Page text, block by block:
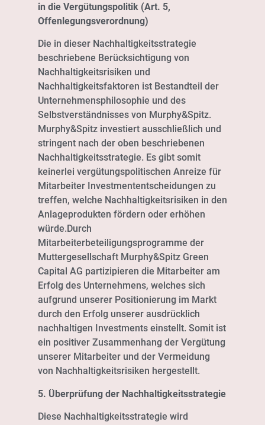
in die Vergütungspolitik (Art. 5,
Offenlegungsverordnung)
Die in dieser Nachhaltigkeitsstrategie
beschriebene Berücksichtigung von
Nachhaltigkeitsrisiken und
Nachhaltigkeitsfaktoren ist Bestandteil der
Unternehmensphilosophie und des
Selbstverständnisses von Murphy&Spitz.
Murphy&Spitz investiert ausschließlich und
stringent nach der oben beschriebenen
Nachhaltigkeitsstrategie. Es gibt somit
keinerlei vergütungspolitischen Anreize für
Mitarbeiter Investmententscheidungen zu
treffen, welche Nachhaltigkeitsrisiken in den
Anlageprodukten fördern oder erhöhen
würde.Durch
Mitarbeiterbeteiligungsprogramme der
Muttergesellschaft Murphy&Spitz Green
Capital AG partizipieren die Mitarbeiter am
Erfolg des Unternehmens, welches sich
aufgrund unserer Positionierung im Markt
durch den Erfolg unserer ausdrücklich
nachhaltigen Investments einstellt. Somit ist
ein positiver Zusammenhang der Vergütung
unserer Mitarbeiter und der Vermeidung
von Nachhaltigkeitsrisiken hergestellt.
5. Überprüfung der Nachhaltigkeitsstrategie
Diese Nachhaltigkeitsstrategie wird